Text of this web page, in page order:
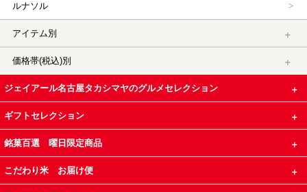
ルナソル
アイテム別
価格帯(税込)別
ジェイアール名古屋タカシマヤのグルメセレクション
ギフトセレクション
銘菓百選 曜日限定商品
こだわり米 お届け便